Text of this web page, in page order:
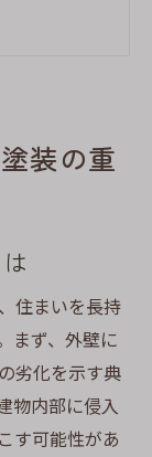
重要性
の屋根塗
め方
のタイミ
な塗料選
ンス計画
装の重
住まいを長持
まず、外壁に
劣化を示す典
物内部に侵入
す可能性があ